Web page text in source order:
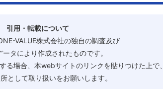
引用・転載について
VALUE株式会社の独自の調査及び
タにより作成されたものです。
る場合、本webサイトのリンクを貼りつけた上で、
として取り扱いをお願いします。